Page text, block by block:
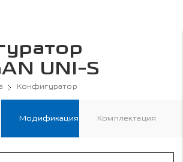
UNI-S
Конфигуратор
Модификация Комплектация